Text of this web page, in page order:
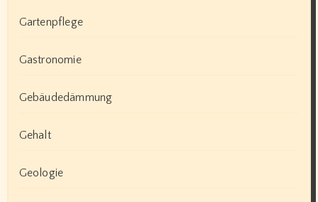
Gartenpflege
Gastronomie
Gebäudedämmung
Gehalt
Geologie